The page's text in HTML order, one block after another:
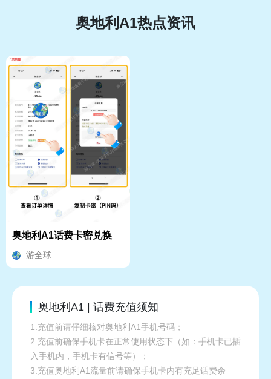
奥地利A1热点资讯
奥地利A1话费卡密兑换
游全球
奥地利A1 | 话费充值须知
1.充值前请仔细核对奥地利A1手机号码；
2.充值前确保手机卡在正常使用状态下（如：手机卡已插
入手机内，手机卡有信号等）；
3.充值奥地利A1流量前请确保手机卡内有充足话费余